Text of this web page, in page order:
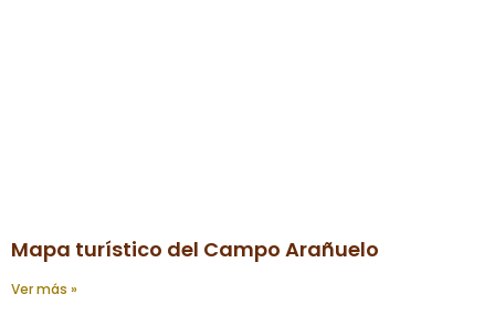
Mapa turístico del Campo Arañuelo
Ver más »